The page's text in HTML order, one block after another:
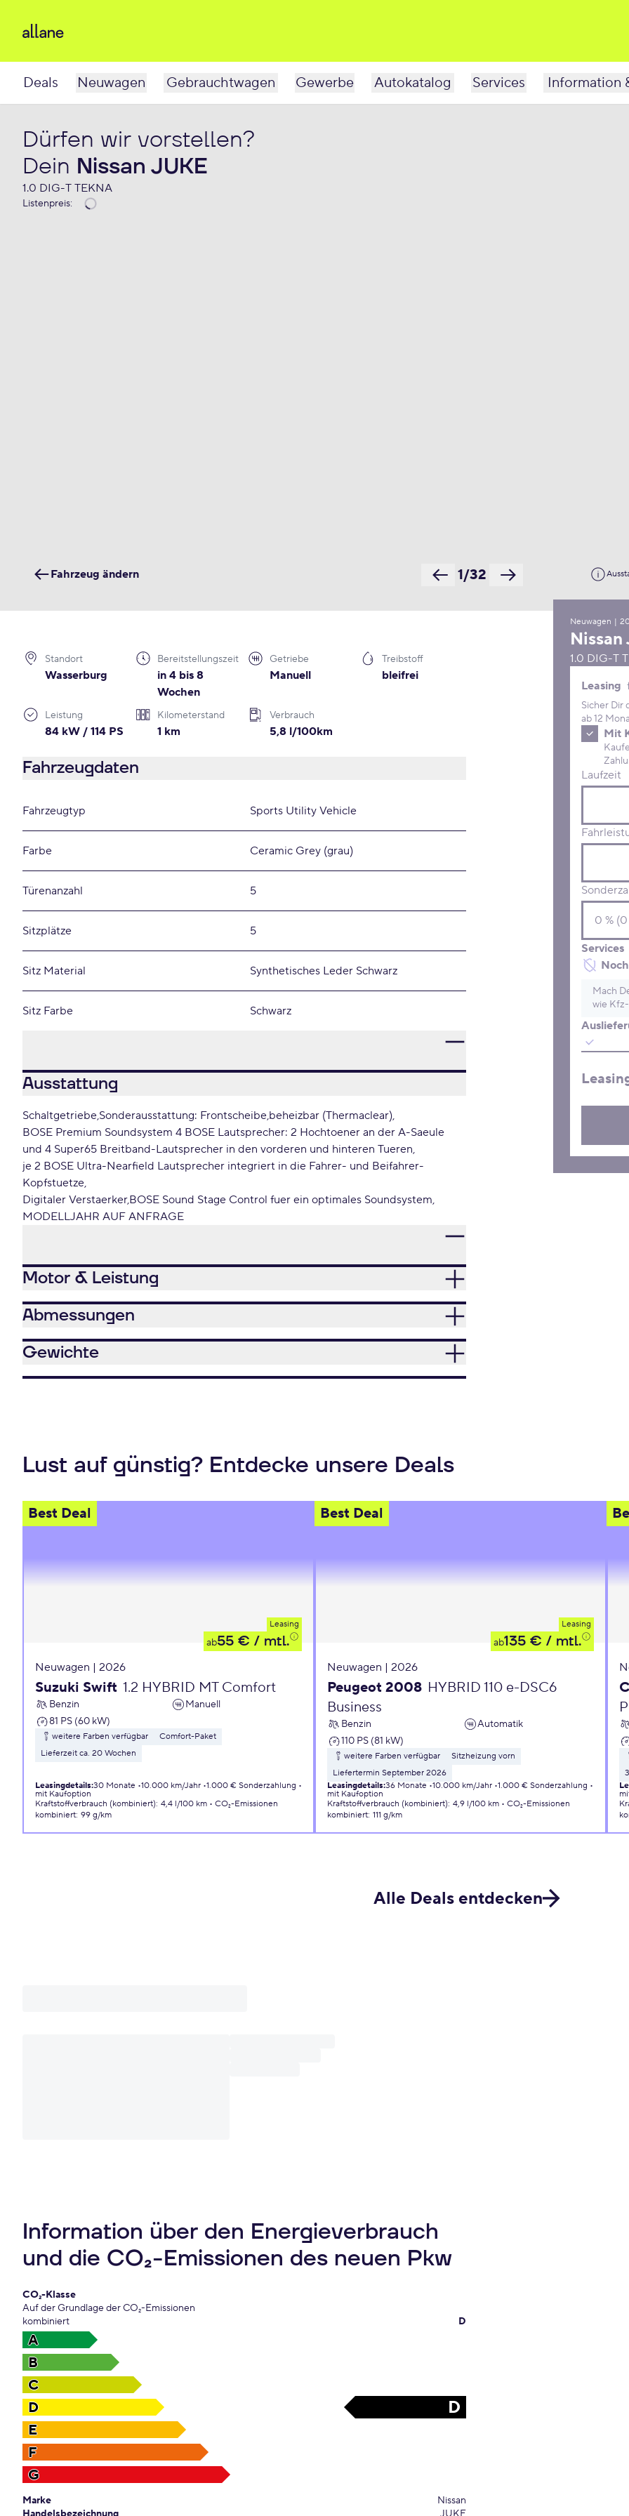
Deals Neuwagen Gebrauchtwagen Gewerbe Autokatalog Services Information
Dürfen wir vorstellen?
Dein Nissan JUKE
1.0 DIG-T TEKNA
Listenpreis:
1/32
Fahrzeug ändern
Neuwagen |
Nissan
1.0 DIG-T
Leasing
Leasing
Sicher Dir
ab 12
Mit
Kaufe
Laufzeit
Services
Mach
wie
Standort
Wasserburg
Bereitstellungszeit
in 4 bis 8
Wochen
Getriebe
Manuell
Treibstoff
bleifrei
Leistung
84 kW / 114 PS
Kilometerstand
1 km
Verbrauch
5,8 l/100km
Fahrzeugdaten
Fahrzeugtyp Sports Utility Vehicle
Farbe Ceramic Grey (grau)
Türenanzahl 5
Sitzplätze 5
Sitz Material Synthetisches Leder Schwarz
Sitz Farbe Schwarz
Ausstattung
Schaltgetriebe Sonderausstattung: Frontscheibe beheizbar (Thermaclear)
BOSE Premium Soundsystem 4 BOSE Lautsprecher: 2 Hochtoener an der A-Saeule
und 4 Super65 Breitband-Lautsprecher in den vorderen und hinteren Tueren
je 2 BOSE Ultra-Nearfield Lautsprecher integriert in die Fahrer- und Beifahrer-
Kopfstuetze
Digitaler Verstaerker BOSE Sound Stage Control fuer ein optimales Soundsystem
MODELLJAHR AUF ANFRAGE
Motor & Leistung
Abmessungen
Gewichte
Lust auf günstig? Entdecke unsere Deals
Best Deal
Leasing
ab55 € / mtl.
Neuwagen | 2026
Suzuki Swift 1.2 HYBRID MT Comfort
Benzin
Manuell
81 PS (60 kW)
weitere Farben verfügbar
Comfort-Paket
Lieferzeit ca. 20 Wochen
Leasingdetails:30 Monate 10.000 km/Jahr 1.000 € Sonderzahlung
mit Kaufoption
Kraftstoffverbrauch (kombiniert): 4,4 l/100 km
CO₂-Emissionen
kombiniert: 99 g/km
Best Deal
Leasing
ab135 € / mtl.
Neuwagen | 2026
Peugeot 2008 HYBRID 110 e-DSC6
Business
Benzin
Automatik
110 PS (81 kW)
weitere Farben verfügbar
Sitzheizung vorn
Liefertermin September 2026
Leasingdetails:36 Monate 10.000 km/Jahr 1.000 € Sonderzahlung
mit Kaufoption
Kraftstoffverbrauch (kombiniert): 4,9 l/100 km
CO₂-Emissionen
kombiniert: 111 g/km
Alle Deals entdecken
Information über den Energieverbrauch
und die CO₂-Emissionen des neuen Pkw
CO₂-Klasse
Auf der Grundlage der CO₂-Emissionen
kombiniert
D
A
B
C
D
D
E
F
G
Marke
Nissan